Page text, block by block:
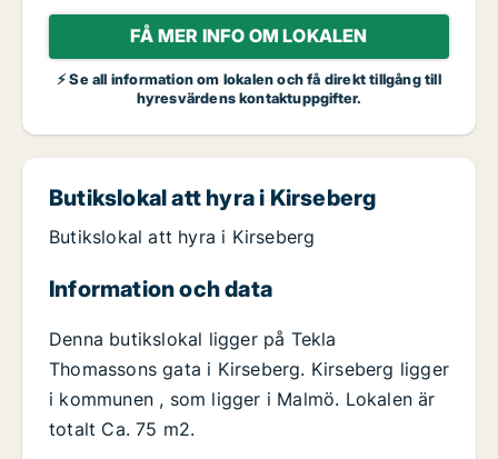
FÅ MER INFO OM LOKALEN
⚡ Se all information om lokalen och få direkt tillgång till
hyresvärdens kontaktuppgifter.
Butikslokal att hyra i Kirseberg
Butikslokal att hyra i Kirseberg
Information och data
Denna butikslokal ligger på Tekla
Thomassons gata i Kirseberg. Kirseberg ligger
i kommunen , som ligger i Malmö. Lokalen är
totalt Ca. 75 m2.